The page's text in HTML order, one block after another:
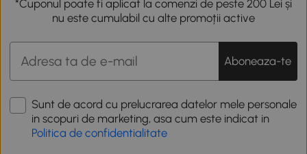
*Cuponul poate fi aplicat la comenzi de peste 200 Lei și
nu este cumulabil cu alte promoții active
Aboneaza-te
Sunt de acord cu prelucrarea datelor mele personale
in scopuri de marketing, asa cum este indicat in
Politica de confidentialitate